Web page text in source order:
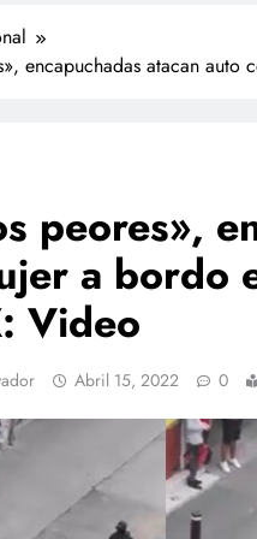
encapuchadas atacan
peores»,
a bordo
Video
Abril 15, 2022 0